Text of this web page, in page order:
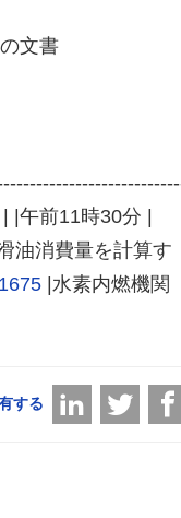
文書
|午前11時30分 |
油消費量を計算す
|水素内燃機関
する